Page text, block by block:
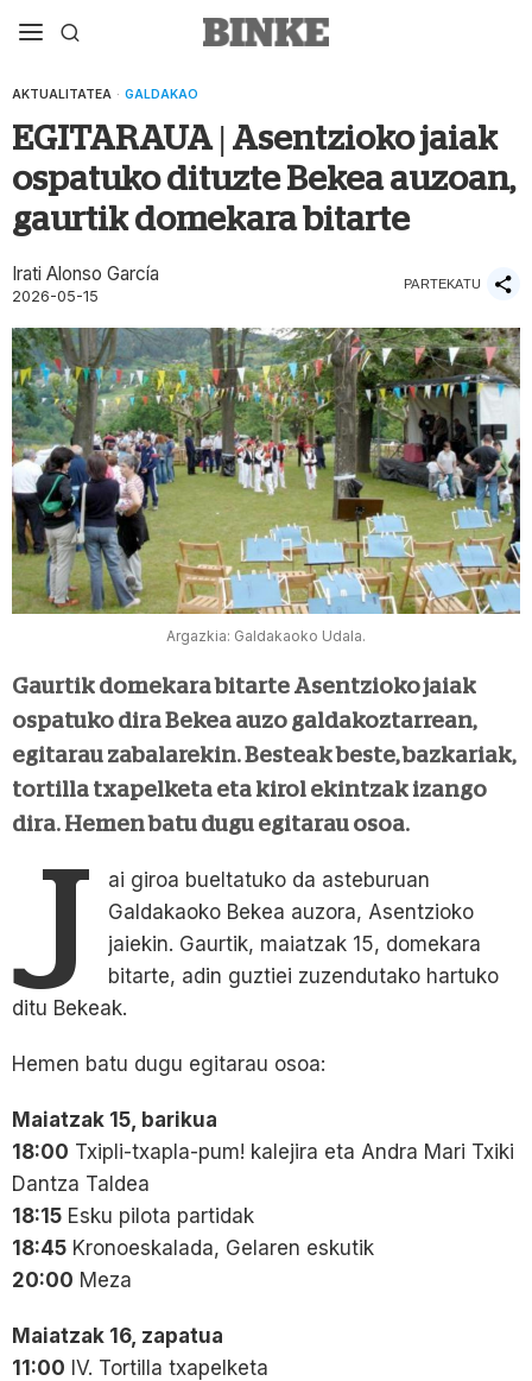
AKTUALITATEA · GALDAKAO
EGITARAUA | Asentzioko jaiak
ospatuko dituzte Bekea auzoan,
gaurtik domekara bitarte
Irati Alonso García
2026-05-15
PARTEKATU
Argazkia: Galdakaoko Udala.
Gaurtik domekara bitarte Asentzioko jaiak
ospatuko dira Bekea auzo galdakoztarrean,
egitarau zabalarekin. Besteak beste, bazkariak,
tortilla txapelketa eta kirol ekintzak izango
dira. Hemen batu dugu egitarau osoa.
J
ai giroa bueltatuko da asteburuan
Galdakaoko Bekea auzora, Asentzioko
jaiekin. Gaurtik, maiatzak 15, domekara
bitarte, adin guztiei zuzendutako hartuko
ditu Bekeak.
Hemen batu dugu egitarau osoa:
Maiatzak 15, barikua
18:00 Txipli-txapla-pum! kalejira eta Andra Mari Txiki
Dantza Taldea
18:15 Esku pilota partidak
18:45 Kronoeskalada, Gelaren eskutik
20:00 Meza
Maiatzak 16, zapatua
11:00 IV. Tortilla txapelketa